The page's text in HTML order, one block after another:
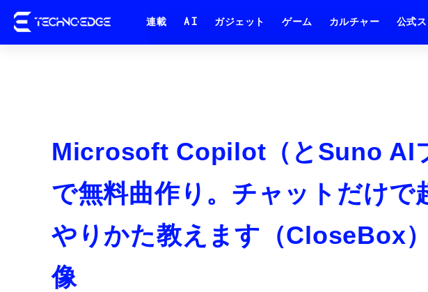
連載 AI ガジェット ゲーム カルチャー 公式
Microsoft Copilot（とSuno AI
で無料曲作り。チャットだけで
やりかた教えます（CloseBox
像